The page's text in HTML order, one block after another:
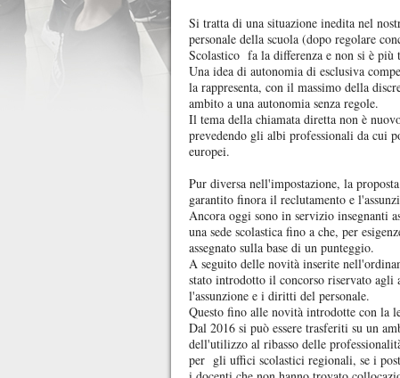
Si tratta di una situazione inedita nel
personale della scuola (dopo regolare
Scolastico fa la differenza e non si è più
Una idea di autonomia di esclusiva
la rappresenta, con il massimo della
ambito a una autonomia senza regole.
Il tema della chiamata diretta non è
prevedendo gli albi professionali da cui
europei.
Pur diversa nell'impostazione, la
garantito finora il reclutamento e
Ancora oggi sono in servizio insegnanti
una sede scolastica fino a che, per
assegnato sulla base di un punteggio.
A seguito delle novità inserite
stato introdotto il concorso riservato
l'assunzione e i diritti del personale.
Questo fino alle novità introdotte con la
Dal 2016 si può essere trasferiti su un
dell'utilizzo al ribasso delle
per gli uffici scolastici regionali, se i